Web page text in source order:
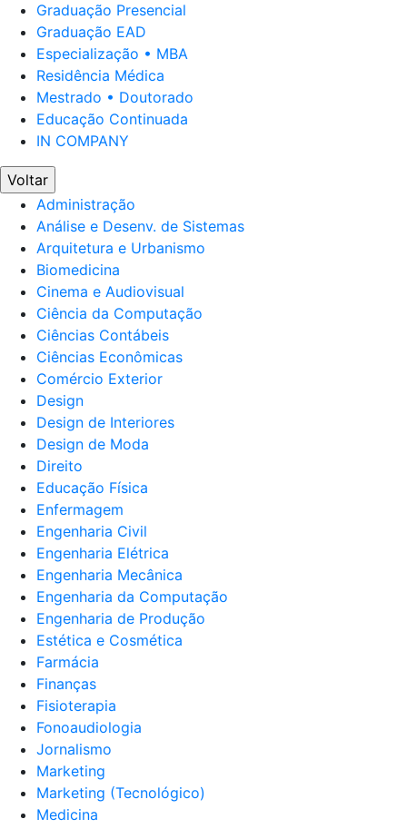
Graduação Presencial
Graduação EAD
Especialização • MBA
Residência Médica
Mestrado • Doutorado
Educação Continuada
IN COMPANY
Voltar
Administração
Análise e Desenv. de Sistemas
Arquitetura e Urbanismo
Biomedicina
Cinema e Audiovisual
Ciência da Computação
Ciências Contábeis
Ciências Econômicas
Comércio Exterior
Design
Design de Interiores
Design de Moda
Direito
Educação Física
Enfermagem
Engenharia Civil
Engenharia Elétrica
Engenharia Mecânica
Engenharia da Computação
Engenharia de Produção
Estética e Cosmética
Farmácia
Finanças
Fisioterapia
Fonoaudiologia
Jornalismo
Marketing
Marketing (Tecnológico)
Medicina